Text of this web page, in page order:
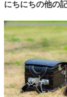
にちにちの他の